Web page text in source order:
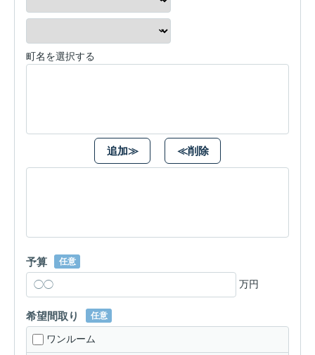
町名を選択する
追加≫ ≪削除
予算 任意
万円
希望間取り 任意
ワンルーム